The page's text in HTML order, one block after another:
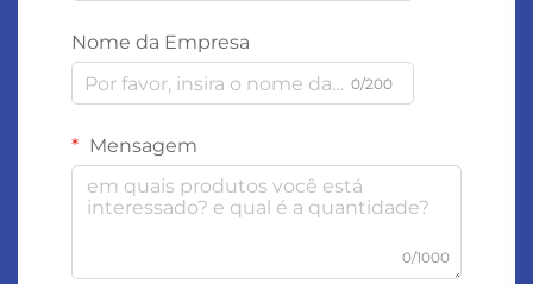
Nome da Empresa
0/200
Mensagem
0/1000